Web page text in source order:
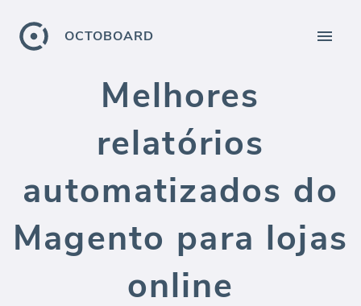
OCTOBOARD
Melhores
relatórios
automatizados do
Magento para lojas
online